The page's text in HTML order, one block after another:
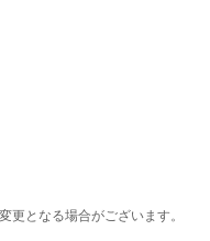
となる場合がございます。